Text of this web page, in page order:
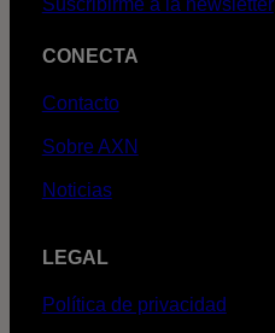
Suscribirme a la newsletter
CONECTA
Contacto
Sobre AXN
Noticias
LEGAL
Política de privacidad